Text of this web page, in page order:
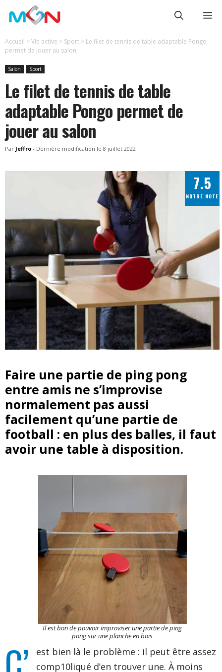
au
contenu
Accueil >Vie active > Sport > Le filet de tennis de table adaptable Pongo
permet de jouer au salon
Salon Sport
Le filet de tennis de table
adaptable Pongo permet de
jouer au salon
Par Jeffro - Dernière modification le 8 juillet 2022
7.5
NOTRE NOTE
Faire une partie de ping pong
entre amis ne s’improvise
normalement pas aussi
facilement qu’une partie de
football : en plus des balles, il faut
avoir une table à disposition.
Il est bon de pouvoir improviser une partie de ping
pong sur une planche en bois
est bien là le problème : il peut être assez
comp10liqué d’en trouver une. À moins